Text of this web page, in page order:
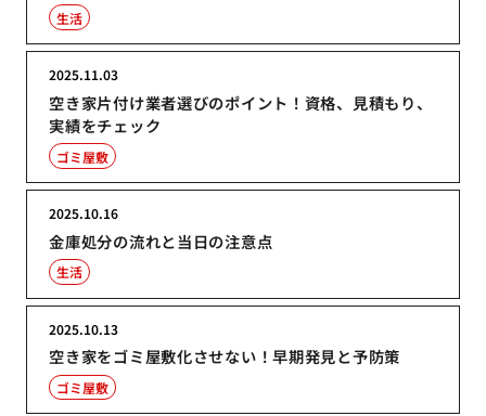
生活
空き家片付け業者選びのポイント！資格、見積もり、
実績をチェック
2025.11.03
ゴミ屋敷
金庫処分の流れと当日の注意点
2025.10.16
生活
空き家をゴミ屋敷化させない！早期発見と予防策
2025.10.13
ゴミ屋敷